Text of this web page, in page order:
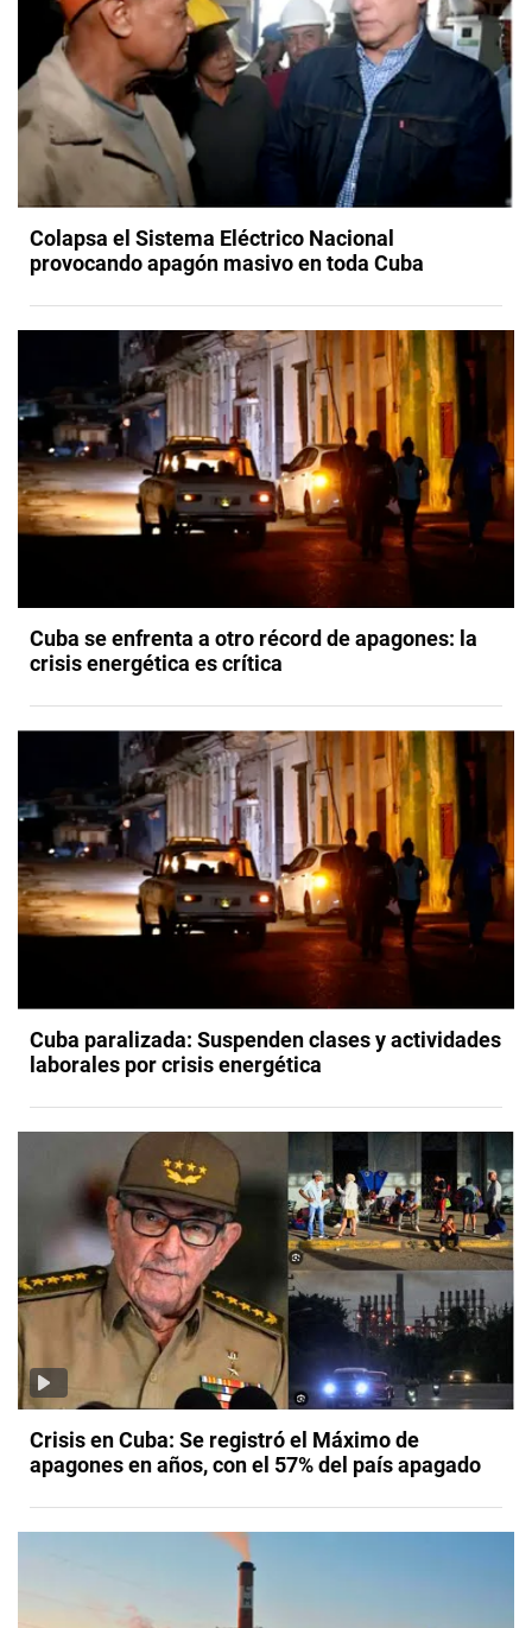
Colapsa el Sistema Eléctrico Nacional
provocando apagón masivo en toda Cuba
Cuba se enfrenta a otro récord de apagones: la
crisis energética es crítica
Cuba paralizada: Suspenden clases y actividades
laborales por crisis energética
Crisis en Cuba: Se registró el Máximo de
apagones en años, con el 57% del país apagado